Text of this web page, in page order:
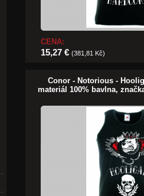
CENA:
15,27 € (381,81 Kč)
Conor - Notorious -
materiál 100% bavlna,